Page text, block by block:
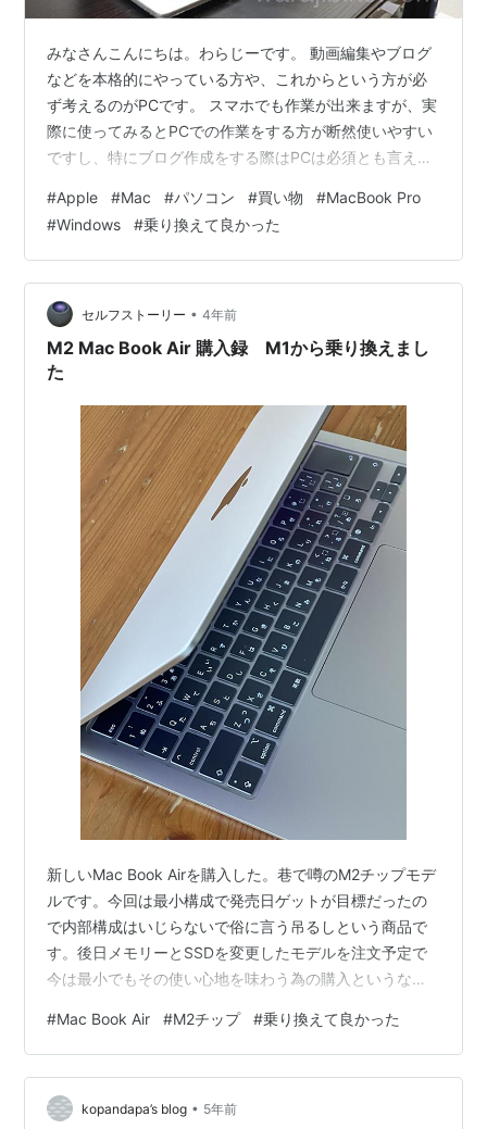
みなさんこんにちは。わらじーです。 動画編集やブログ
などを本格的にやっている方や、これからという方が必
ず考えるのがPCです。 スマホでも作業が出来ますが、実
際に使ってみるとPCでの作業をする方が断然使いやすい
ですし、特にブログ作成をする際はPCは必須とも言える
Windowsから乗り換えて良かったと思う事を混ぜてお話
ししたいと思います。 ぜひ参考にしてください。 リンク
MacBookを選んだ理由 MacBookを購入して良かったこ
と Apple製品同士の同期が簡単 動画編集や画像編集の作
業が楽しく感じる スマホとPCの間の様な使い心地 最後…
#Apple #Mac #パソコン #買い物 #MacBook Pro
#Windows #乗り換えて良かった
セルフストーリー • 4年前
M2 Mac Book Air 購入録 M1から乗り換えまし
た
新しいMac Book Airを購入した。巷で噂のM2チップモデ
ルです。今回は最小構成で発売日ゲットが目標だったの
で内部構成はいじらないで俗に言う吊るしという商品で
す。後日メモリーとSSDを変更したモデルを注文予定で
今は最小でもその使い心地を味わう為の購入というなん
チップのMac Book Airを購入したばかりなのですが売却
して買い替えてみました。売却による損失はM1チップモ
デルの値上げで相殺され購入価格で売れたので実質新し
いMacとの差額だけで買えたことになります。構成をい
#Mac Book Air #M2チップ #乗り換えて良かった
kopandapa’s blog • 5年前